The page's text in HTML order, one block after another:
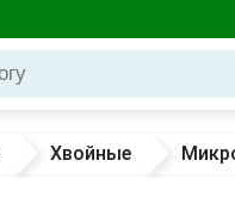
Хвойные